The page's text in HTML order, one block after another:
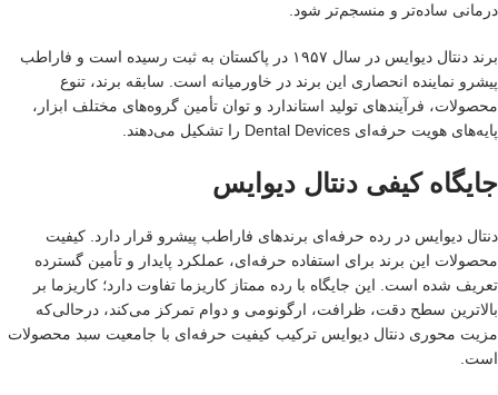
درمانی ساده‌تر و منسجم‌تر شود.
برند دنتال دیوایس در سال ۱۹۵۷ در پاکستان به ثبت رسیده است و فاراطب
پیشرو نماینده انحصاری این برند در خاورمیانه است. سابقه برند، تنوع
محصولات، فرآیندهای تولید استاندارد و توان تأمین گروه‌های مختلف ابزار،
پایه‌های هویت حرفه‌ای Dental Devices را تشکیل می‌دهند.
جایگاه کیفی دنتال دیوایس
دنتال دیوایس در رده حرفه‌ای برندهای فاراطب پیشرو قرار دارد. کیفیت
محصولات این برند برای استفاده حرفه‌ای، عملکرد پایدار و تأمین گسترده
تعریف شده است. این جایگاه با رده ممتاز کاریزما تفاوت دارد؛ کاریزما بر
بالاترین سطح دقت، ظرافت، ارگونومی و دوام تمرکز می‌کند، درحالی‌که
مزیت محوری دنتال دیوایس ترکیب کیفیت حرفه‌ای با جامعیت سبد محصولات
است.